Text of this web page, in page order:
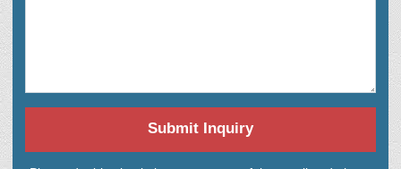
Submit Inquiry